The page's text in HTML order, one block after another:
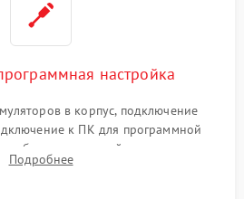
настройка
в корпус, подключение
к ПК для программной
батареи, настройки порогов
сброса счетчиков старения АКБ.
Подробнее